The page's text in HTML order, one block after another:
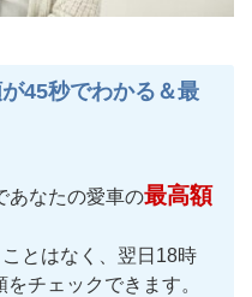
45秒でわかる＆最
あなたの愛車の最高額
とはなく、翌日18時
チェックできます。